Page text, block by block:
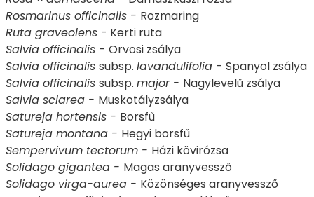
Rosmarinus officinalis - Rozmaring
Ruta graveolens - Kerti ruta
Salvia officinalis - Orvosi zsálya
Salvia officinalis subsp. lavandulifolia - Spanyol zsálya
Salvia officinalis subsp. major - Nagylevelű zsálya
Salvia sclarea - Muskotályzsálya
Satureja hortensis - Borsfű
Satureja montana - Hegyi borsfű
Sempervivum tectorum - Házi kövirózsa
Solidago gigantea - Magas aranyvessző
Solidago virga-aurea - Közönséges aranyvessző